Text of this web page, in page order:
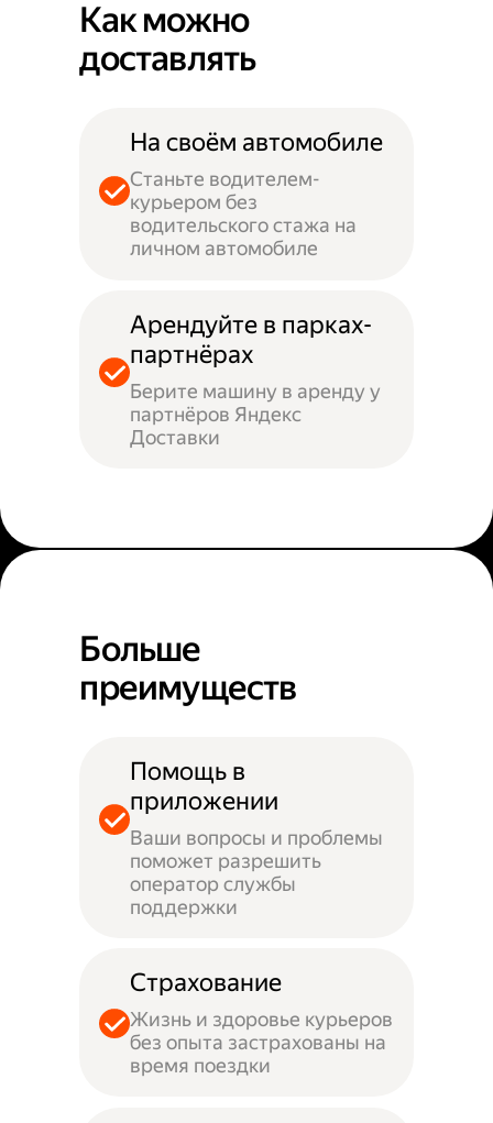
Как можно
доставлять
На своём автомобиле
Станьте водителем-
курьером без
водительского стажа на
личном автомобиле
Арендуйте в парках-
партнёрах
Берите машину в аренду у
партнёров Яндекс
Доставки
Больше
преимуществ
Помощь в
приложении
Ваши вопросы и проблемы
поможет разрешить
оператор службы
поддержки
Страхование
Жизнь и здоровье курьеров
без опыта застрахованы на
время поездки